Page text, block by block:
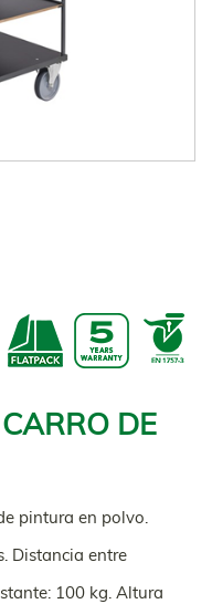
DE
pintura en polvo.
Distancia entre
100 kg. Altura